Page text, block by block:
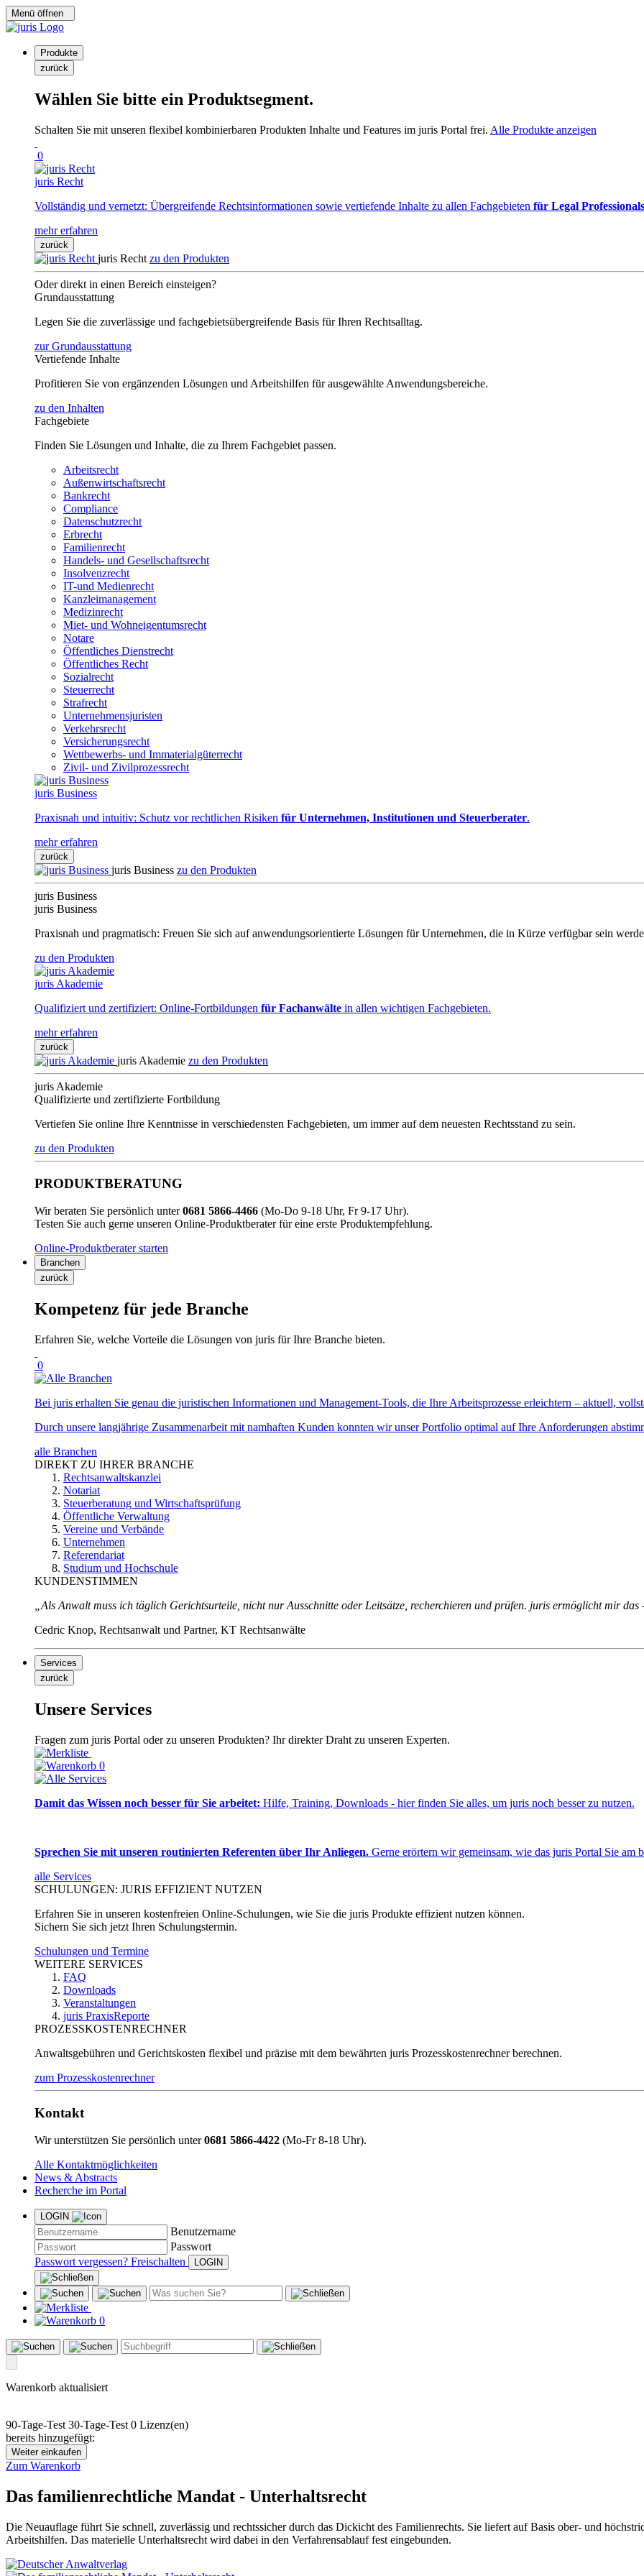
Menü öffnen
Produkte
zurück
Wählen Sie bitte ein Produktsegment.
Schalten Sie mit unseren flexibel kombinierbaren Produkten Inhalte und Features im juris Portal frei. Alle Produkte anzeigen
0
juris Recht
Vollständig und vernetzt: Übergreifende Rechtsinformationen sowie vertiefende Inhalte zu allen Fachgebieten für Legal Professionals
mehr erfahren
zurück
juris Recht zu den Produkten
Oder direkt in einen Bereich einsteigen?
Grundausstattung
Legen Sie die zuverlässige und fachgebietsübergreifende Basis für Ihren Rechtsalltag.
zur Grundausstattung
Vertiefende Inhalte
Profitieren Sie von ergänzenden Lösungen und Arbeitshilfen für ausgewählte Anwendungsbereiche.
zu den Inhalten
Fachgebiete
Finden Sie Lösungen und Inhalte, die zu Ihrem Fachgebiet passen.
Arbeitsrecht
Außenwirtschaftsrecht
Bankrecht
Compliance
Datenschutzrecht
Erbrecht
Familienrecht
Handels- und Gesellschaftsrecht
Insolvenzrecht
IT-und Medienrecht
Kanzleimanagement
Medizinrecht
Miet- und Wohneigentumsrecht
Notare
Öffentliches Dienstrecht
Öffentliches Recht
Sozialrecht
Steuerrecht
Strafrecht
Unternehmensjuristen
Verkehrsrecht
Versicherungsrecht
Wettbewerbs- und Immaterialgüterrecht
Zivil- und Zivilprozessrecht
juris Business
Praxisnah und intuitiv: Schutz vor rechtlichen Risiken für Unternehmen, Institutionen und Steuerberater.
mehr erfahren
zurück
juris Business zu den Produkten
juris Business
juris Business
Praxisnah und pragmatisch: Freuen Sie sich auf anwendungsorientierte Lösungen für Unternehmen, die in Kürze verfügbar sein
zu den Produkten
juris Akademie
Qualifiziert und zertifiziert: Online-Fortbildungen für Fachanwälte in allen wichtigen Fachgebieten.
mehr erfahren
zurück
juris Akademie zu den Produkten
juris Akademie
Qualifizierte und zertifizierte Fortbildung
Vertiefen Sie online Ihre Kenntnisse in verschiedensten Fachgebieten, um immer auf dem neuesten Rechtsstand zu sein.
zu den Produkten
PRODUKTBERATUNG
Wir beraten Sie persönlich unter0681 5866-4466 (Mo-Do 9-18 Uhr, Fr 9-17 Uhr).
Testen Sie auch gerne unseren Online-Produktberater für eine erste Produktempfehlung.
Online-Produktberater starten
Branchen
zurück
Kompetenz für jede Branche
Erfahren Sie, welche Vorteile die Lösungen von juris für Ihre Branche bieten.
0
Bei juris erhalten Sie genau die juristischen Informationen und Management-Tools, die Ihre Arbeitsprozesse erleichtern – aktuell,
Durch unsere langjährige Zusammenarbeit mit namhaften Kunden konnten wir unser Portfolio optimal auf Ihre Anforderungen
alle Branchen
DIREKT ZU IHRER BRANCHE
Rechtsanwaltskanzlei
Notariat
Steuerberatung und Wirtschaftsprüfung
Öffentliche Verwaltung
Vereine und Verbände
Unternehmen
Referendariat
Studium und Hochschule
KUNDENSTIMMEN
„Als Anwalt muss ich täglich Gerichtsurteile, nicht nur Ausschnitte oder Leitsätze, recherchieren und prüfen. juris ermöglicht mir
Cedric Knop, Rechtsanwalt und Partner, KT Rechtsanwälte
Services
zurück
Unsere Services
Fragen zum juris Portal oder zu unseren Produkten? Ihr direkter Draht zu unseren Experten.
0
Damit das Wissen noch besser für Sie arbeitet: Hilfe, Training, Downloads - hier finden Sie alles, um juris noch besser zu nutzen.
Sprechen Sie mit unseren routinierten Referenten über Ihr Anliegen. Gerne erörtern wir gemeinsam, wie das juris Portal Sie am
alle Services
SCHULUNGEN: JURIS EFFIZIENT NUTZEN
Erfahren Sie in unseren kostenfreien Online-Schulungen, wie Sie die juris Produkte effizient nutzen können.
Sichern Sie sich jetzt Ihren Schulungstermin.
Schulungen und Termine
WEITERE SERVICES
FAQ
Downloads
Veranstaltungen
juris PraxisReporte
PROZESSKOSTENRECHNER
Anwaltsgebühren und Gerichtskosten flexibel und präzise mit dem bewährten juris Prozesskostenrechner berechnen.
zum Prozesskostenrechner
Kontakt
Wir unterstützen Sie persönlich unter0681 5866-4422 (Mo-Fr 8-18 Uhr).
Alle Kontaktmöglichkeiten
News & Abstracts
Recherche im Portal
LOGIN
Benutzername
Passwort
Passwort vergessen? Freischalten
0
Warenkorb aktualisiert
90-Tage-Test 30-Tage-Test 0 Lizenz(en)
bereits hinzugefügt:
Weiter einkaufen
Zum Warenkorb
Das familienrechtliche Mandat - Unterhaltsrecht
Die Neuauflage führt Sie schnell, zuverlässig und rechtssicher durch das Dickicht des Familienrechts. Sie liefert auf Basis ober- und
Arbeitshilfen. Das materielle Unterhaltsrecht wird dabei in den Verfahrensablauf fest eingebunden.